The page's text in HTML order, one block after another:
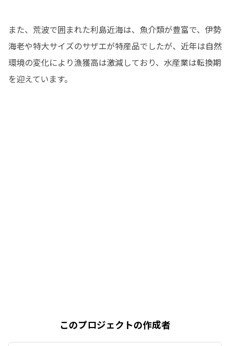
また、荒波で囲まれた利島近海は、魚介類が豊富で、伊勢
海老や特大サイズのサザエが特産品でしたが、近年は自然
環境の変化により漁獲高は激減しており、水産業は転換期
を迎えています。
このプロジェクトの作成者